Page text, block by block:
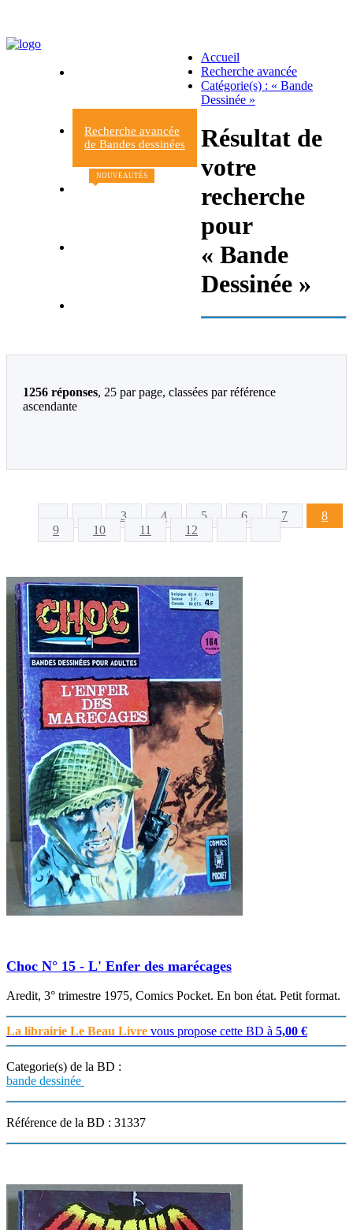
Recherche avancée
de Bandes dessinées
Nouvelles
NOUVEAUTÉS
Accueil
Recherche avancée
Catégorie(s) : « Bande
Dessinée »
Résultat de
votre
recherche
pour
« Bande
Dessinée »
1256 réponses, 25 par page, classées par référence
ascendante
3 4 5 6 7
8
9
10 11 12
Choc N° 15 - L' Enfer des marécages
Aredit, 3° trimestre 1975, Comics Pocket. En bon état. Petit format.
La librairie Le Beau Livre vous propose cette BD à 5,00 €
Categorie(s) de la BD :
bande dessinée
Référence de la BD : 31337